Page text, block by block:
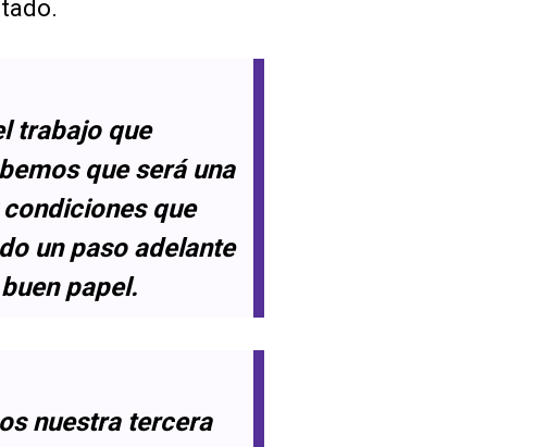
trabajo que
que será una
que
un paso adelante
papel.
nuestra tercera